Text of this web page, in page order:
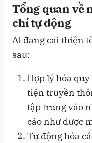
Tổng quan về
chí tự động
AI đang cải thiện
sau:
Hợp lý hóa
tiện truyền
tập trung vào
cáo như được
Tự động hóa